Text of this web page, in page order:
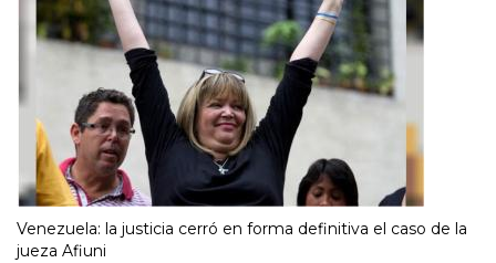
Venezuela: la justicia cerró en forma definitiva el caso de la
jueza Afiuni